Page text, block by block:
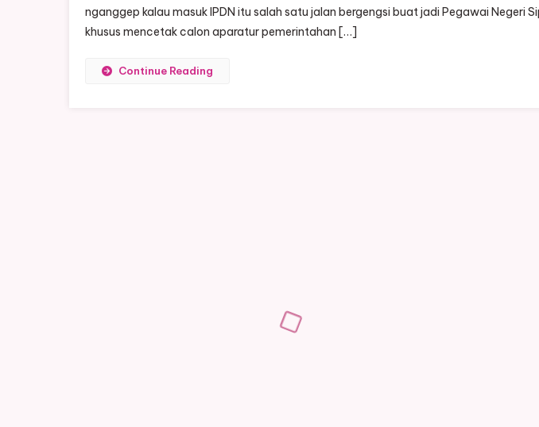
nganggep kalau masuk IPDN itu salah satu jalan bergengsi buat jadi Pegawai Negeri
khusus mencetak calon aparatur pemerintahan […]
Continue Reading